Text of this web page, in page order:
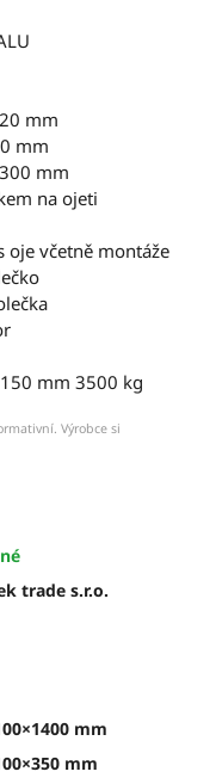
mm
mm
mm
na ojeti
oje včetně montáže
mm 3500 kg
Výrobce si
trade s.r.o.
mm
mm